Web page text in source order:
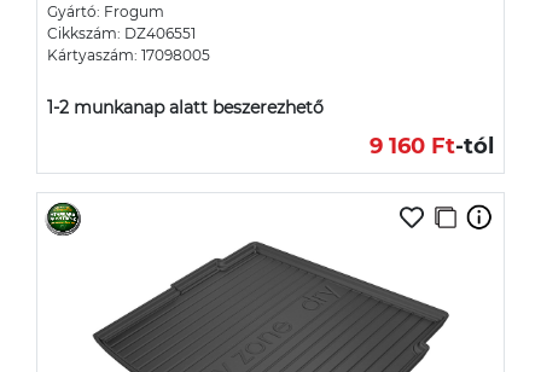
Gyártó: Frogum
Cikkszám: DZ406551
Kártyaszám: 17098005
1-2 munkanap alatt beszerezhető
9 160 Ft-tól